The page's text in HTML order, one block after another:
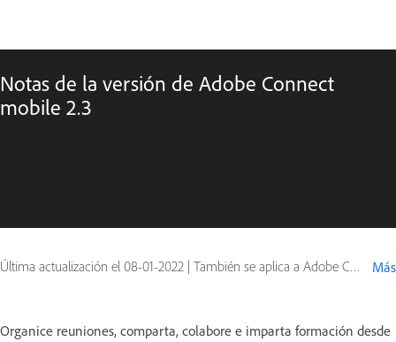
Notas de la versión de Adobe Connect
mobile 2.3
Última actualización el 08-01-2022 | También se aplica a Adobe Connect 9 Más
Organice reuniones, comparta, colabore e imparta formación desde